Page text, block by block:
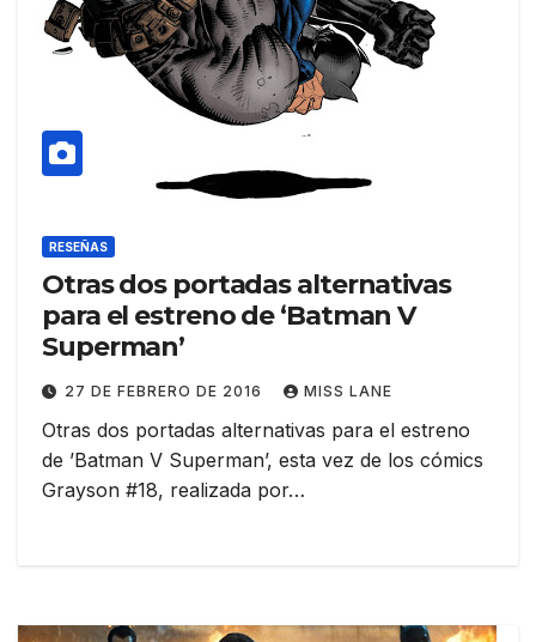
RESEÑAS
Otras dos portadas alternativas
para el estreno de ‘Batman V
Superman’
27 DE FEBRERO DE 2016 MISS LANE
Otras dos portadas alternativas para el estreno
de ‪’‎Batman V Superman’‬, esta vez de los cómics
Grayson #18, realizada por…